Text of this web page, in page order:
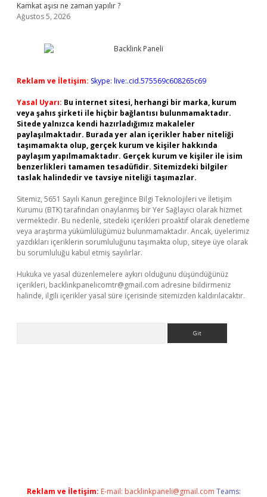
Kamkat aşısı ne zaman yapılır ?
Ağustos 5, 2026
Reklam ve İletişim: Skype: live:.cid.575569c608265c69
Yasal Uyarı: Bu internet sitesi, herhangi bir marka, kurum
veya şahıs şirketi ile hiçbir bağlantısı bulunmamaktadır.
Sitede yalnızca kendi hazırladığımız makaleler
paylaşılmaktadır. Burada yer alan içerikler haber niteliği
taşımamakta olup, gerçek kurum ve kişiler hakkında
paylaşım yapılmamaktadır. Gerçek kurum ve kişiler ile isim
benzerlikleri tamamen tesadüfidir. Sitemizdeki bilgiler
taslak halindedir ve tavsiye niteliği taşımazlar.
Sitemiz, 5651 Sayılı Kanun gereğince Bilgi Teknolojileri ve İletişim
Kurumu (BTK) tarafından onaylanmış bir Yer Sağlayıcı olarak hizmet
vermektedir. Bu nedenle, sitedeki içerikleri proaktif olarak denetleme
veya araştırma yükümlülüğümüz bulunmamaktadır. Ancak, üyelerimiz
yazdıkları içeriklerin sorumluluğunu taşımakta olup, siteye üye olarak
bu sorumluluğu kabul etmiş sayılırlar.
Hukuka ve yasal düzenlemelere aykırı olduğunu düşündüğünüz
içerikleri, backlinkpanelicomtr@gmail.com adresine bildirmeniz
halinde, ilgili içerikler yasal süre içerisinde sitemizden kaldırılacaktır.
Reklam ve İletişim: E-mail: backlinkpaneli@gmail.com Teams: